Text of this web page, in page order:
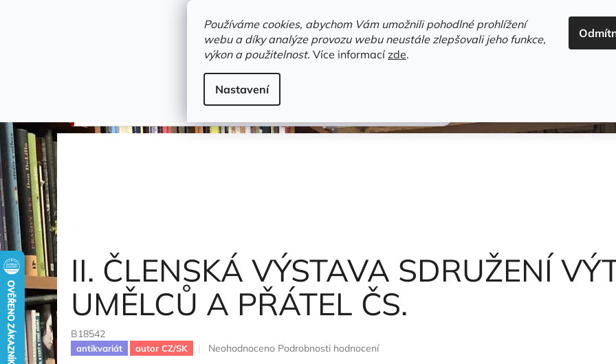
Používáme cookies, abychom Vám umožnili pohodlné prohlížení
webu a díky analýze provozu webu neustále zlepšovali jeho funkce,
výkon a použitelnost. Více informacízde.
Nastavení
HLEDAT
Novinky Trvalky a bestsellery
II. ČLENSKÁ VÝSTAVA SDRUŽENÍ VÝTVARNÝCH UMĚLCŮ A PŘÁTEL ČS.
II. ČLENSKÁ VÝSTAVA SDRUŽENÍ
UMĚLCŮ A PŘÁTEL ČS.
B18542
antikvariát autor CZ/SK
Průměrné
Neohodnoceno Podrobnosti hodnocení